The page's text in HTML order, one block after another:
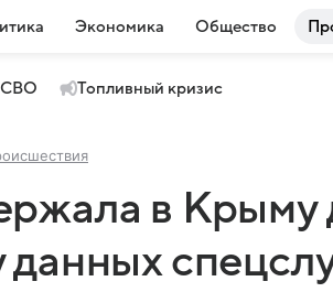
Экономика Общество
СВО Топливный кризис
в Крыму
данных